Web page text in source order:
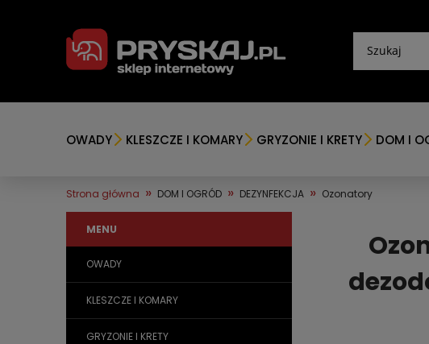
OWADY KLESZCZE I KOMARY GRYZONIE I KRETY DOM I
Strona główna » DOM I OGRÓD » DEZYNFEKCJA » Ozonatory
MENU
OWADY
KLESZCZE I KOMARY
GRYZONIE I KRETY